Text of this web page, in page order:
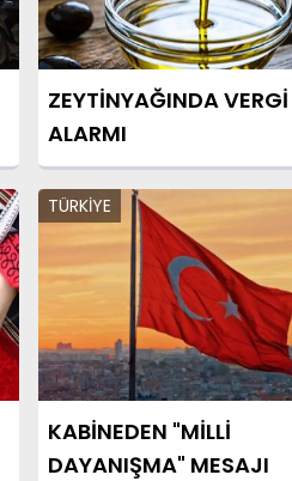
ZEYTİNYAĞINDA VERGİ
ALARMI
TÜRKİYE
KABİNEDEN "MİLLİ
DAYANIŞMA" MESAJI